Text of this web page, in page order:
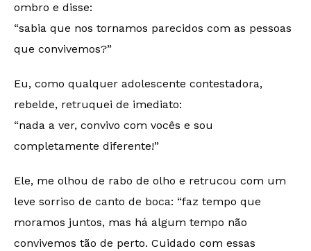
ombro e disse:
“sabia que nos tornamos parecidos com as pessoas
que convivemos?”
Eu, como qualquer adolescente contestadora,
rebelde, retruquei de imediato:
“nada a ver, convivo com vocês e sou
completamente diferente!”
Ele, me olhou de rabo de olho e retrucou com um
leve sorriso de canto de boca: “faz tempo que
moramos juntos, mas há algum tempo não
convivemos tão de perto. Cuidado com essas